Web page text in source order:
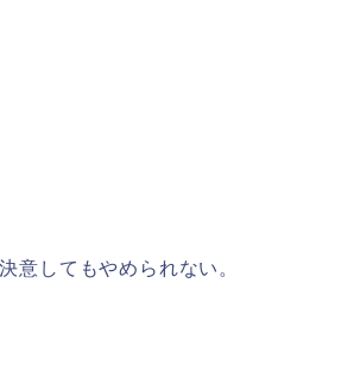
意してもやめられない。